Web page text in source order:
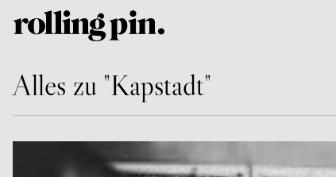
Alles zu "Kapstadt"